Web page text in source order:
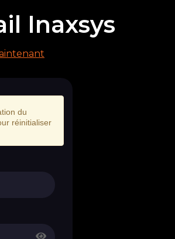
Inaxsys
du
réinitialiser